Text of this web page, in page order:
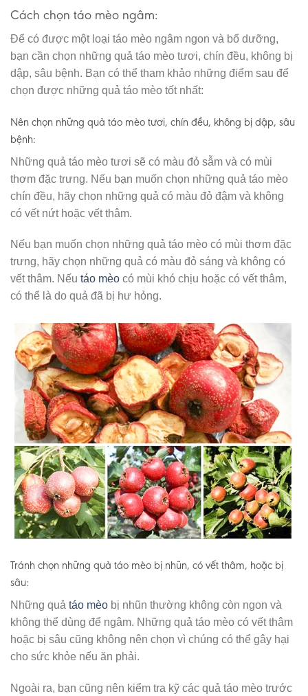
Cách chọn táo mèo ngâm:
Để có được một loại táo mèo ngâm ngon và bổ dưỡng,
bạn cần chọn những quả táo mèo tươi, chín đều, không bị
dập, sâu bệnh. Bạn có thể tham khảo những điểm sau để
chọn được những quả táo mèo tốt nhất:
Nên chọn những quả táo mèo tươi, chín đều, không bị dập, sâu
bệnh:
Những quả táo mèo tươi sẽ có màu đỏ sẫm và có mùi
thơm đặc trưng. Nếu bạn muốn chọn những quả táo mèo
chín đều, hãy chọn những quả có màu đỏ đậm và không
có vết nứt hoặc vết thâm.
Nếu bạn muốn chọn những quả táo mèo có mùi thơm đặc
trưng, hãy chọn những quả có màu đỏ sáng và không có
vết thâm. Nếu táo mèo có mùi khó chịu hoặc có vết thâm,
có thể là do quả đã bị hư hỏng.
Tránh chọn những quả táo mèo bị nhũn, có vết thâm, hoặc bị
sâu:
Những quả táo mèo bị nhũn thường không còn ngon và
không thể dùng để ngâm. Những quả táo mèo có vết thâm
hoặc bị sâu cũng không nên chọn vì chúng có thể gây hại
cho sức khỏe nếu ăn phải.
Ngoài ra, bạn cũng nên kiểm tra kỹ các quả táo mèo trước